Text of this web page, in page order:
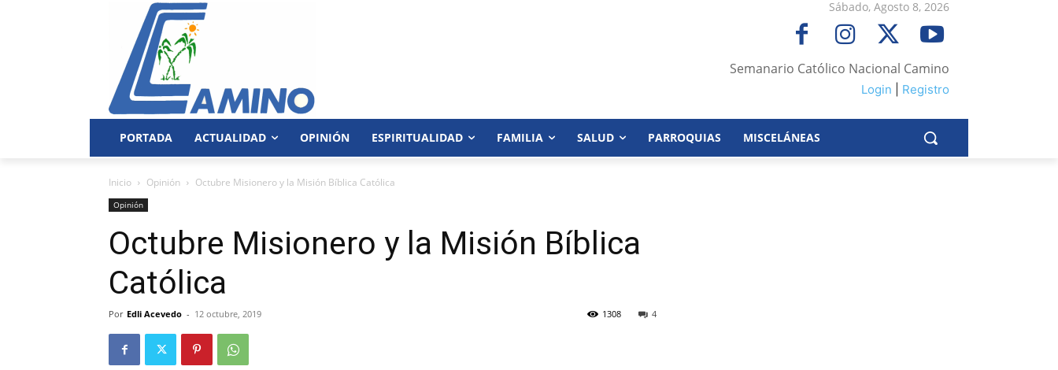
Sábado, Agosto 8, 2026
Semanario Católico Nacional Camino
Login Registro
PORTADA ACTUALIDAD OPINIÓN ESPIRITUALIDAD FAMILIA SALUD PARROQUIAS MISCELÁNEAS
Inicio Opinión Octubre Misionero y la Misión Bíblica Católica
Opinión
Octubre Misionero y la Misión Bíblica
Católica
Por Edli Acevedo - 12 octubre, 2019 4
1308